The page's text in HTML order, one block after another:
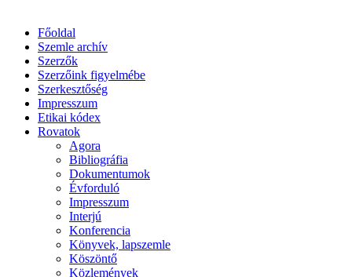
Főoldal
Szemle archív
Szerzők
Szerzőink figyelmébe
Szerkesztőség
Impresszum
Etikai kódex
Rovatok
Agora
Bibliográfia
Dokumentumok
Évforduló
Impresszum
Interjú
Konferencia
Könyvek, lapszemle
Köszöntő
Közlemények